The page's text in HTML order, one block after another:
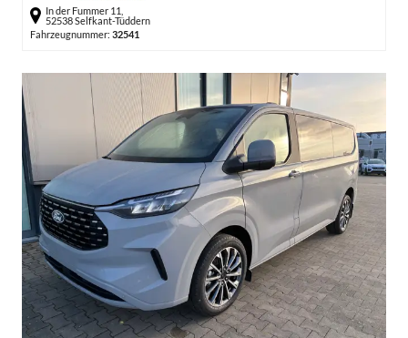
In der Fummer 11,
52538 Selfkant-Tüddern
Fahrzeugnummer: 32541